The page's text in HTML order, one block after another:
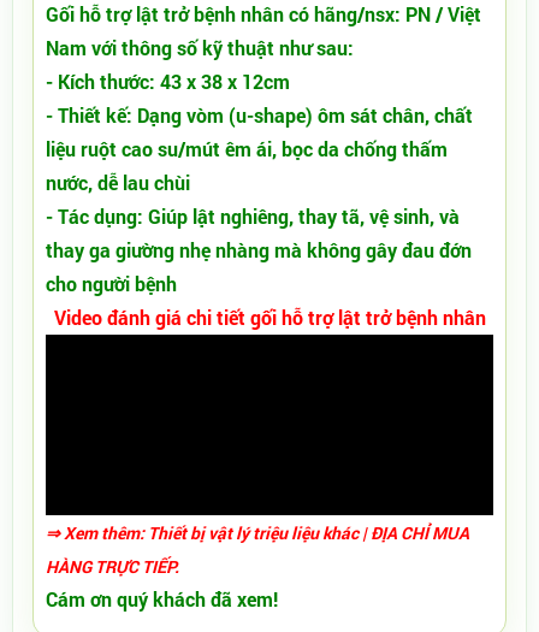
Gối hỗ trợ lật trở bệnh nhân có hãng/nsx: PN / Việt
Nam với thông số kỹ thuật như sau:
- Kích thước: 43 x 38 x 12cm
- Thiết kế: Dạng vòm (u-shape) ôm sát chân, chất
liệu ruột cao su/mút êm ái, bọc da chống thấm
nước, dễ lau chùi
- Tác dụng: Giúp lật nghiêng, thay tã, vệ sinh, và
thay ga giường nhẹ nhàng mà không gây đau đớn
cho người bệnh
Video đánh giá chi tiết gối hỗ trợ lật trở bệnh nhân
⇒ Xem thêm: Thiết bị vật lý triệu liệu khác| ĐỊA CHỈ MUA
HÀNG TRỰC TIẾP.
Cám ơn quý khách đã xem!